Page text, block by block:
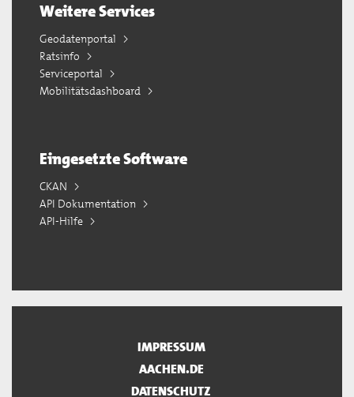
Weitere Services
Geodatenportal
Ratsinfo
Serviceportal
Mobilitätsdashboard
Eingesetzte Software
CKAN
API Dokumentation
API-Hilfe
IMPRESSUM
AACHEN.DE
DATENSCHUTZ